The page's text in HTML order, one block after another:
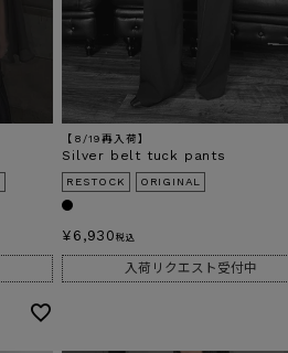
【8/19再入荷】
Silver belt tuck pants
RESTOCK ORIGINAL
¥ 6,930 税込
入荷リクエスト受付中